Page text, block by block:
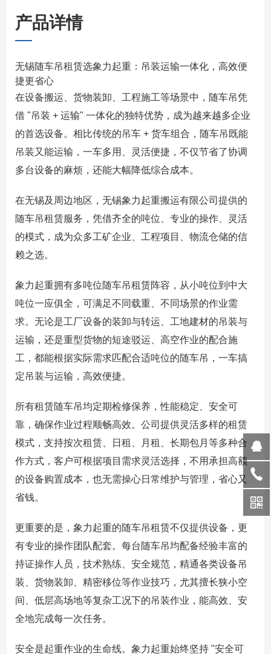
产品详情
无锡随车吊租赁选象力起重：吊装运输一体化，高效便
捷更省心
在设备搬运、货物装卸、工程施工等场景中，随车吊凭
借 "吊装 + 运输" 一体化的独特优势，成为越来越多企业
的首选设备。相比传统的吊车 + 货车组合，随车吊既能
吊装又能运输，一车多用、灵活便捷，不仅节省了协调
多台设备的麻烦，还能大幅降低综合成本。
在无锡及周边地区，无锡象力起重搬运有限公司提供的
随车吊租赁服务，凭借齐全的吨位、专业的操作、灵活
的模式，成为众多工矿企业、工程项目、物流仓储的信
赖之选。
象力起重拥有多吨位随车吊租赁阵容，从小吨位到中大
吨位一应俱全，可满足不同载重、不同场景的作业需
求。无论是工厂设备的装卸与转运、工地建材的吊装与
运输，还是重型货物的短途驳运、高空作业的配合施
工，都能根据实际需求匹配合适吨位的随车吊，一车搞
定吊装与运输，高效便捷。
所有租赁随车吊均定期检修保养，性能稳定、安全可
靠，确保作业过程顺畅高效。公司提供灵活多样的租赁
模式，支持按次租赁、日租、月租、长期包月等多种合
作方式，客户可根据项目需求灵活选择，不用承担高额
的设备购置成本，也无需操心日常维护与管理，省心又
省钱。
更重要的是，象力起重的随车吊租赁不仅提供设备，更
有专业的操作团队配套。每台随车吊均配备经验丰富的
持证操作人员，技术熟练、安全规范，精通各类设备吊
装、货物装卸、精密移位等作业技巧，尤其擅长狭小空
间、低层高场地等复杂工况下的吊装作业，能高效、安
全地完成每一次任务。
安全是起重作业的生命线。象力起重始终坚持 "安全可